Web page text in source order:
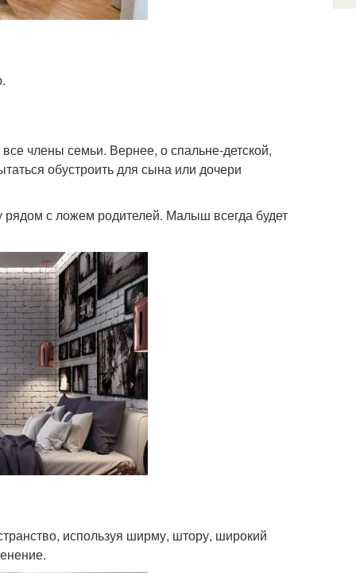
члены семьи. Вернее, о спальне-детской,
обустроить для сына или дочери
рядом с ложем родителей. Малыш всегда будет
используя ширму, штору, широкий